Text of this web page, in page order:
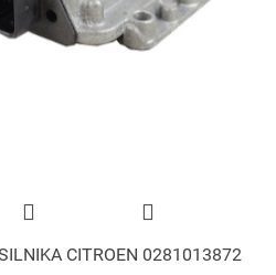
CITROEN 0281013872